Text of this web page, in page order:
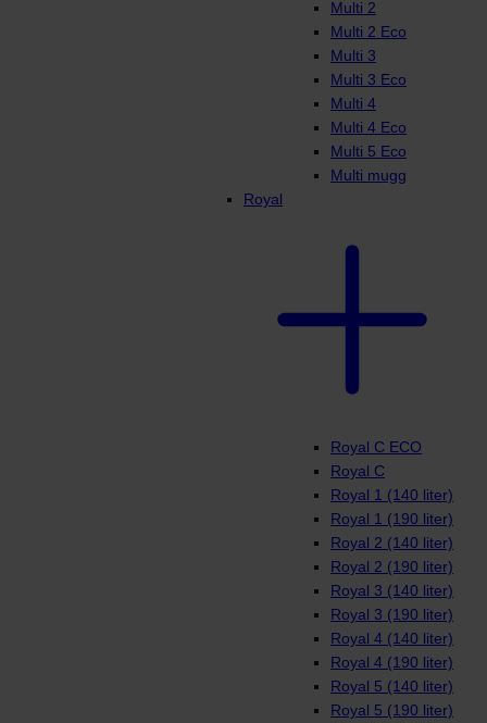
Multi 2
Multi 2 Eco
Multi 3
Multi 3 Eco
Multi 4
Multi 4 Eco
Multi 5 Eco
Multi mugg
Royal
Royal C ECO
Royal C
Royal 1 (140 liter)
Royal 1 (190 liter)
Royal 2 (140 liter)
Royal 2 (190 liter)
Royal 3 (140 liter)
Royal 3 (190 liter)
Royal 4 (140 liter)
Royal 4 (190 liter)
Royal 5 (140 liter)
Royal 5 (190 liter)